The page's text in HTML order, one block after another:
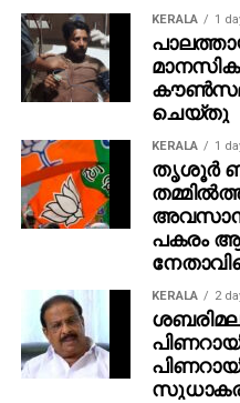
KERALA 1
ചെയ്തു
KERALA 1
തൃശൂര്‍
അവസാന
പകരം
KERALA 2